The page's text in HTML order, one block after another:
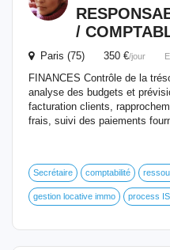
/
Paris (75) 350 €/jour
FINANCES Contrôle de la
analyse des budgets et
facturation clients,
frais, suivi des paiements
Secrétaire comptabilité
gestion locative immo process